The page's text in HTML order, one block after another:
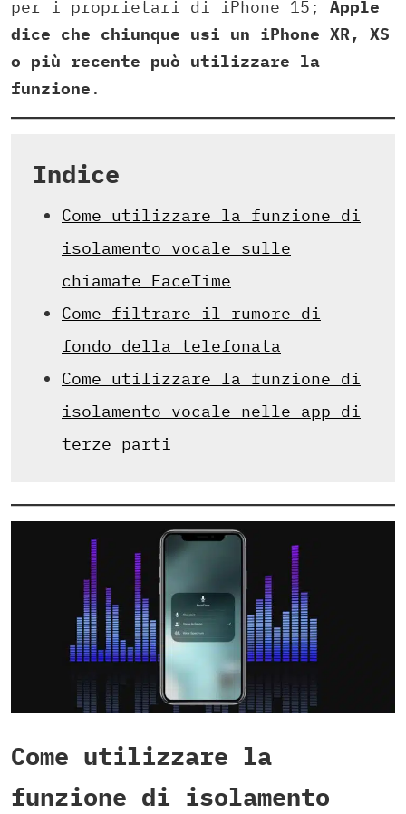
per i proprietari di iPhone 15; Apple
dice che chiunque usi un iPhone XR, XS
o più recente può utilizzare la
funzione .
Indice
Come utilizzare la funzione di
isolamento vocale sulle
chiamate FaceTime
Come filtrare il rumore di
fondo della telefonata
Come utilizzare la funzione di
isolamento vocale nelle app di
terze parti
Come utilizzare la
funzione di isolamento